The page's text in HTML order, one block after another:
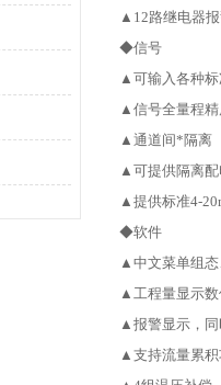
▲12路继电器
◆信号
▲可输入各种标
▲信号全量程精
▲通道间*隔离
▲可提供隔离配
▲提供标准4-
◆软件
▲中文菜单组态
▲工程量显示数
▲报警显示，同
▲支持流量累